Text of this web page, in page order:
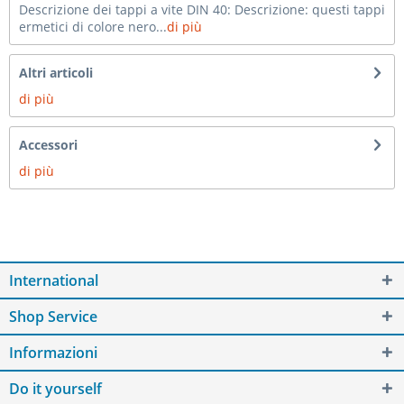
Descrizione dei tappi a vite DIN 40: Descrizione: questi tappi
ermetici di colore nero...di più
Altri articoli
di più
Accessori
di più
International
Shop Service
Informazioni
Do it yourself